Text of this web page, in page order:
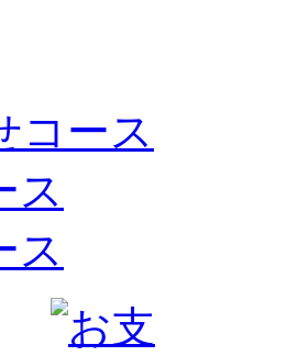
コース
ス
ス